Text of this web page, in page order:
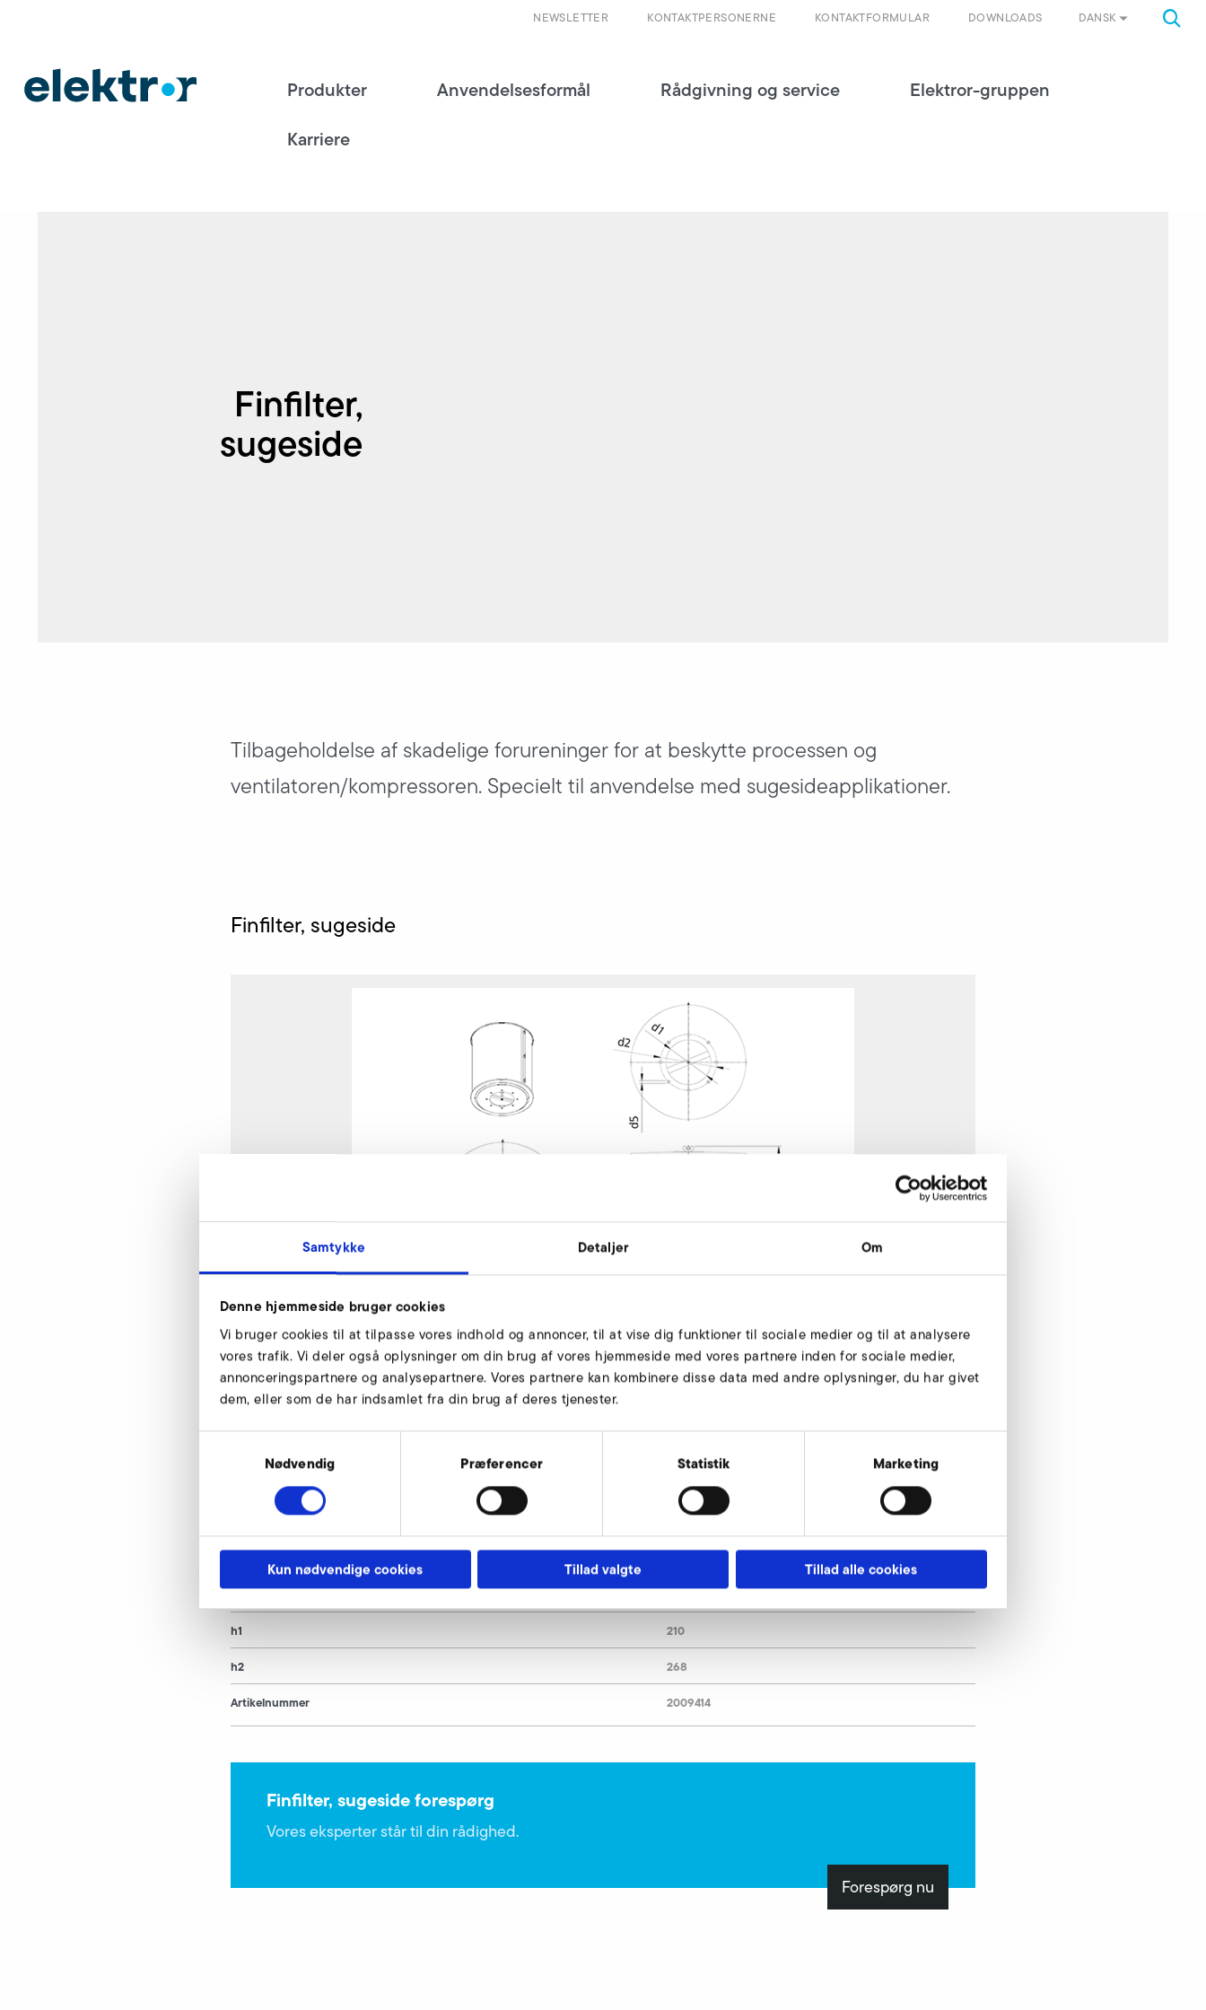
Samtykke Detaljer Om
Denne hjemmeside bruger cookies
Vi bruger cookies til at tilpasse vores indhold og annoncer, til at vise dig funktioner til sociale medier og til at analysere
vores trafik. Vi deler også oplysninger om din brug af vores hjemmeside med vores partnere inden for sociale medier,
annonceringspartnere og analysepartnere. Vores partnere kan kombinere disse data med andre oplysninger, du har givet
dem, eller som de har indsamlet fra din brug af deres tjenester.
Nødvendig Præferencer Statistik Marketing
Kun nødvendige cookies Tillad valgte Tillad alle cookies
DANSK
DOWNLOADS
KONTAKTFORMULAR
KONTAKTPERSONERNE
NEWSLETTER
Produkter Anvendelsesformål Rådgivning og service
Elektror-gruppen
Karriere
Finfilter,
sugeside
Tilbageholdelse af skadelige forureninger for at beskytte processen og
ventilatoren/kompressoren. Specielt til anvendelse med sugesideapplikationer.
Finfilter, sugeside
A-HP 225/37
e
h1
h2
Artikelnummer
24
210
268
2009414
Finfilter, sugeside forespørg
Vores eksperter står til din rådighed.
Forespørg nu